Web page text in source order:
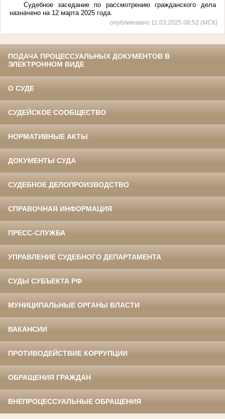
Судебное заседание по рассмотрению гражданского дела
назначено на 12 марта 2025 года.
опубликовано 11.03.2025 08:52 (МСК)
ПОДАЧА ПРОЦЕССУАЛЬНЫХ ДОКУМЕНТОВ В
ЭЛЕКТРОННОМ ВИДЕ
О СУДЕ
СУДЕЙСКОЕ СООБЩЕСТВО
НОРМАТИВНЫЕ АКТЫ
ДОКУМЕНТЫ СУДА
СУДЕБНОЕ ДЕЛОПРОИЗВОДСТВО
СПРАВОЧНАЯ ИНФОРМАЦИЯ
ПРЕСС-СЛУЖБА
УПРАВЛЕНИЕ СУДЕБНОГО ДЕПАРТАМЕНТА
СУДЫ СУБЪЕКТА РФ
МУНИЦИПАЛЬНЫЕ ОРГАНЫ ВЛАСТИ
ВАКАНСИИ
ПРОТИВОДЕЙСТВИЕ КОРРУПЦИИ
ОБРАЩЕНИЯ ГРАЖДАН
ВНЕПРОЦЕССУАЛЬНЫЕ ОБРАЩЕНИЯ